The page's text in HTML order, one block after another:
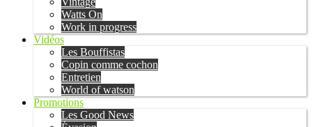
Watts On
Work in progress
Vidéos
Les Bouffistas
Copin comme cochon
Entretien
World of watson
Promotions
Les Good News